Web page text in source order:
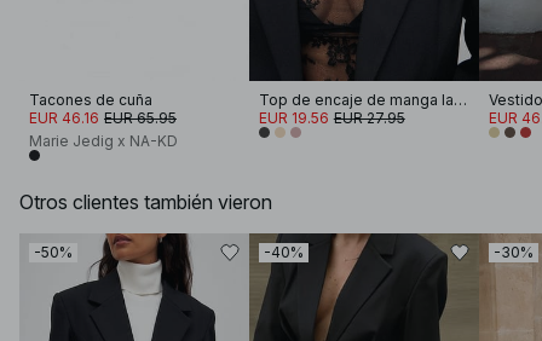
Tacones de cuña
EUR 46.16 EUR 65.95
Marie Jedig x NA-KD
Top de encaje de manga larga
EUR 19.56 EUR 27.95 EUR
Otros clientes también vieron
-50% -40% -30%